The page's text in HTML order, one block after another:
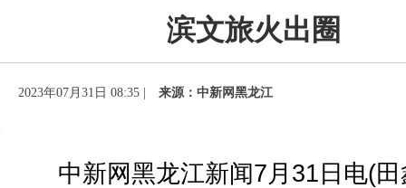
滨文旅火出圈
2023年07月31日 08:35 | 来源：中新网黑龙江
中新网黑龙江新闻7月31日电(田